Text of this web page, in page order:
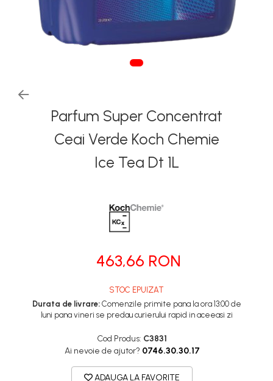
Tapiterii | Textile | Piele
Bord | Plastice Interioare
TRATAMENTE HIDROFOBE
PROTECTIE | COATING CERAMIC
POLISH | SLEFUIRE | BURETI
LAVETE | PROSOAPE
ACCESORII | ECHIPAMENTE |
Parfum Super Concentrat
Ceai Verde Koch Chemie
Ice Tea Dt 1L
463,66 RON
STOC EPUIZAT
Durata de livrare:Comenzile primite pana la ora 13:00 de
luni pana vineri se predau curierului rapid in aceeasi zi
Cod Produs: C3831
Ai nevoie de ajutor? 0746.30.30.17
ADAUGA LA FAVORITE